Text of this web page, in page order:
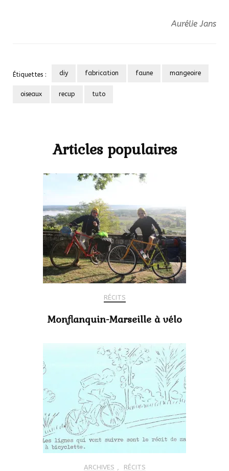
Aurélie Jans
Étiquettes : diy fabrication faune mangeoire
oiseaux recup tuto
Articles populaires
RÉCITS
Monflanquin-Marseille à vélo
ARCHIVES , RÉCITS